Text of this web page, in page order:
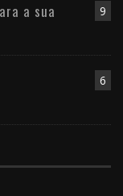
9
a sua
6